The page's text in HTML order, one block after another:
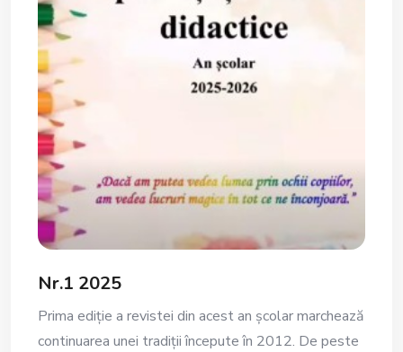
Nr.1 2025
Prima ediție a revistei din acest an școlar marchează
continuarea unei tradiții începute în 2012. De peste